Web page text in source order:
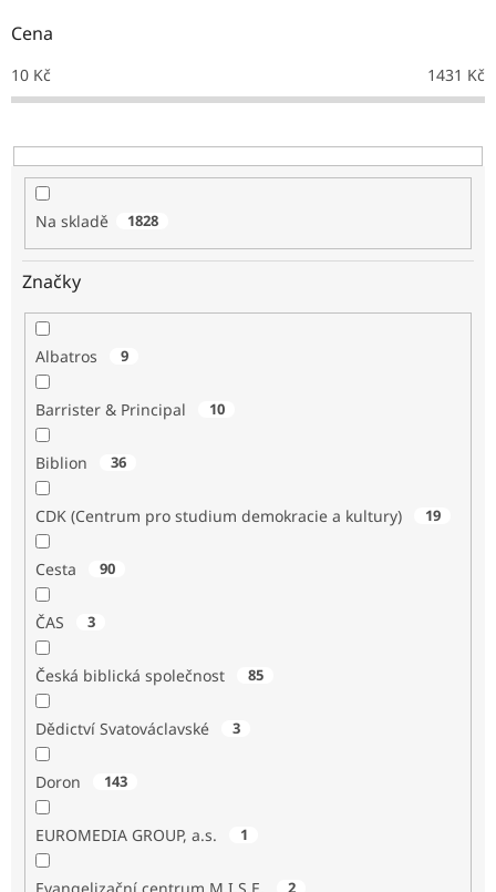
d
k
t
Cena
10 Kč 1431 Kč
Na skladě 1828
Značky
Albatros 9
Barrister & Principal 10
Biblion 36
CDK (Centrum pro studium demokracie a kultury) 19
Cesta 90
ČAS 3
Česká biblická společnost 85
Dědictví Svatováclavské 3
Doron 143
EUROMEDIA GROUP, a.s. 1
2